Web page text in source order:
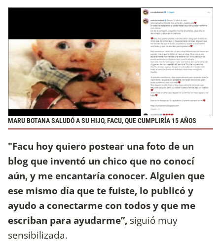
MARU BOTANA SALUDÓ A SU HIJO, FACU, QUE CUMPLIRÍA 15 AÑOS
"Facu hoy quiero postear una foto de un
blog que inventó un chico que no conocí
aún, y me encantaría conocer. Alguien que
ese mismo día que te fuiste, lo publicó y
ayudo a conectarme con todos y que me
escriban para ayudarme”, siguió muy
sensibilizada.